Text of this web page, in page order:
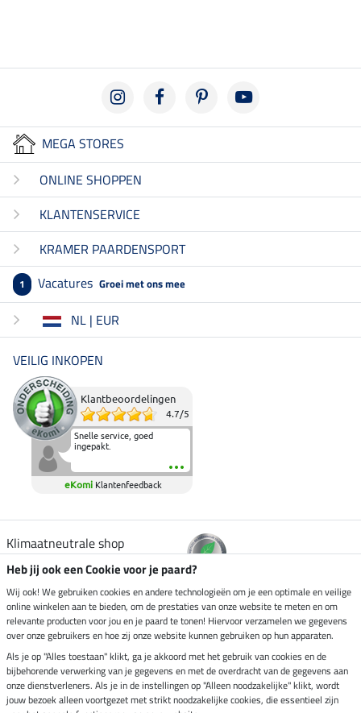
MEGA STORES
ONLINE SHOPPEN
KLANTENSERVICE
KRAMER PAARDENSPORT
1 Vacatures Groei met ons mee
NL | EUR
VEILIG INKOPEN
Klantbeoordelingen
4.7/5
Snelle service, goed
ingepakt.
eKomi Klantenfeedback
Klimaatneutrale shop
Verzending per
Veilig betalen met
Heb jij ook een Cookie voor je paard?
Wij ook! We gebruiken cookies en andere technologieën om je een optimale en veilige
online winkelen aan te bieden, om de prestaties van onze website te meten en om
relevante producten voor jou en je paard te tonen! Hiervoor verzamelen we gegevens
over onze gebruikers en hoe zij onze website kunnen gebruiken op hun apparaten.
Als je op "Alles toestaan" klikt, ga je akkoord met het gebruik van cookies en de
bijbehorende verwerking van je gegevens en met de overdracht van de gegevens aan
onze dienstverleners. Als je in de instellingen op "Alleen noodzakelijke" klikt, wordt
jouw bezoek alleen voortgezet met strikt noodzakelijke cookies, die essentieel zijn